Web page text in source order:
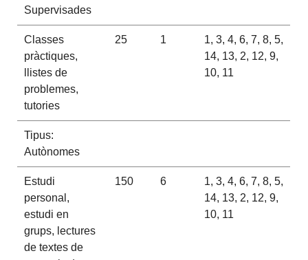
Supervisades
Classes
pràctiques,
llistes de
problemes,
tutories
25 1
1, 3, 4, 6, 7, 8, 5,
14, 13, 2, 12, 9,
10, 11
Tipus:
Autònomes
Estudi
personal,
estudi en
grups, lectures
de textes de
150 6
1, 3, 4, 6, 7, 8, 5,
14, 13, 2, 12, 9,
10, 11